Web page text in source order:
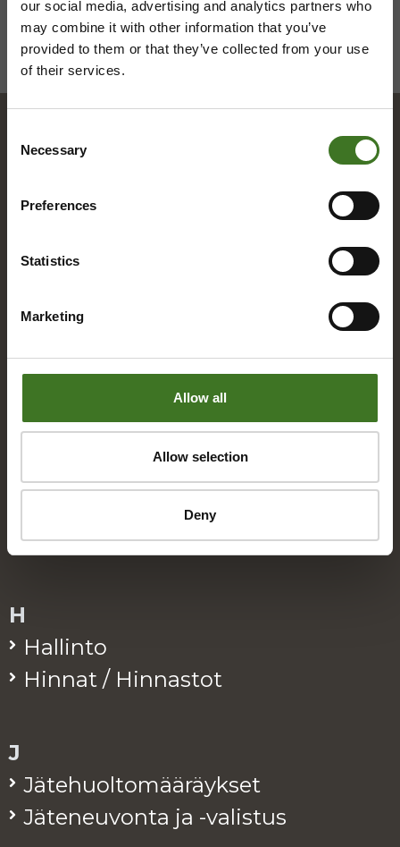
our social media, advertising and analytics partners who
may combine it with other information that you’ve
provided to them or that they’ve collected from your use
of their services.
Selection
Necessary
Preferences
Statistics
Marketing
Allow all
Allow selection
Deny
Hakemisto
Alue­ke­räys­pis­teet
B
E
Eko­pis­teet / Rinki-eko­pis­teet
H
Hal­lin­to
Hin­nat / Hin­nas­tot
J
Jä­te­huol­to­mää­räyk­set
Jä­te­neu­von­ta ja -va­lis­tus